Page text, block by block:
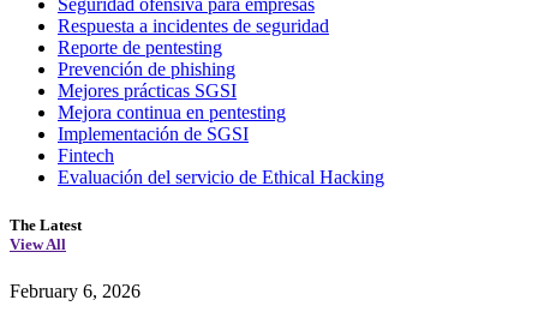
Seguridad ofensiva para empresas
Respuesta a incidentes de seguridad
Reporte de pentesting
Prevención de phishing
Mejores prácticas SGSI
Mejora continua en pentesting
Implementación de SGSI
Fintech
Evaluación del servicio de Ethical Hacking
The Latest
View All
February 6, 2026